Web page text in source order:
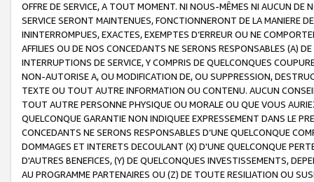
OFFRE DE SERVICE, A TOUT MOMENT. NI NOUS-MÊMES NI AUCUN DE
SERVICE SERONT MAINTENUES, FONCTIONNERONT DE LA MANIERE
ININTERROMPUES, EXACTES, EXEMPTES D’ERREUR OU NE
AFFILIES OU DE NOS CONCEDANTS NE SERONS RESPONSABLES (A)
INTERRUPTIONS DE SERVICE, Y COMPRIS DE QUELCONQUES
NON-AUTORISE A, OU MODIFICATION DE, OU SUPPRESSION,
TEXTE OU TOUT AUTRE INFORMATION OU CONTENU. AUCUN
TOUT AUTRE PERSONNE PHYSIQUE OU MORALE OU QUE VOUS
QUELCONQUE GARANTIE NON INDIQUEE EXPRESSEMENT DANS LE
CONCEDANTS NE SERONS RESPONSABLES D’UNE QUELCONQUE
DOMMAGES ET INTERETS DECOULANT (X) D'UNE QUELCONQUE
D'AUTRES BENEFICES, (Y) DE QUELCONQUES INVESTISSEMENTS,
AU PROGRAMME PARTENAIRES OU (Z) DE TOUTE RESILIATION OU